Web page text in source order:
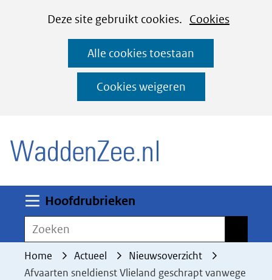
CookiesDeze site gebruikt cookies. Cookies
deze
worden
toegestaan
geweigerd.
Alle cookies toestaan
Cookies weigeren
Ga
naar
de
inhoud
Hoofdrubrieken
Zoeken
Home Actueel
Nieuwsoverzicht
Afvaarten sneldienst Vlieland geschrapt vanwege